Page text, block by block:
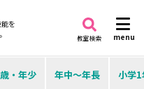
能を
menu
教室検索
・年少 年中～年長 小学